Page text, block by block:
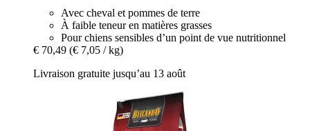
Avec cheval et pommes de terre
À faible teneur en matières grasses
Pour chiens sensibles d’un point de vue nutritionnel
€ 70,49 (€ 7,05 / kg)
Livraison gratuite jusqu’au 13 août